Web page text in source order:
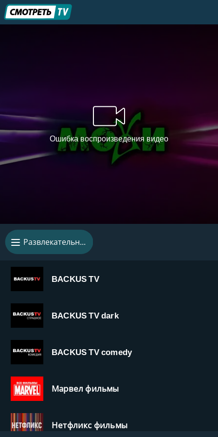
Развлекательные
BACKUS TV
BACKUS TV dark
BACKUS TV comedy
Марвел фильмы
Нетфликс фильмы